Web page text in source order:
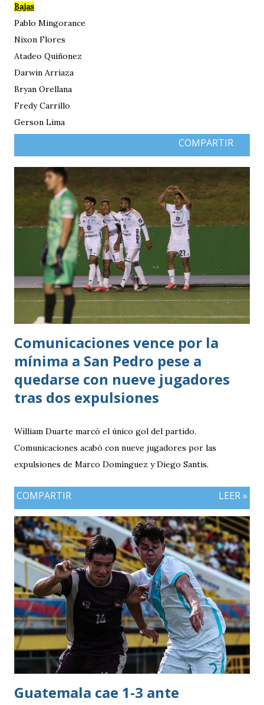
Bajas
Pablo Mingorance
Nixon Flores
Atadeo Quiñonez
Darwin Arriaza
Bryan Orellana
Fredy Carrillo
Gerson Lima
COMPARTIR
Comunicaciones vence por la
mínima a San Pedro pese a
quedarse con nueve jugadores
tras dos expulsiones
William Duarte marcó el único gol del partido.
Comunicaciones acabó con nueve jugadores por las
expulsiones de Marco Domínguez y Diego Santis.
COMPARTIR LEER »
Guatemala cae 1-3 ante